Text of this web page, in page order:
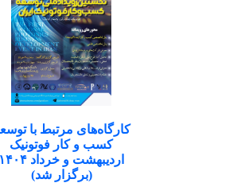
کارگاه‌های مرتبط با توسعه
کسب و کار فوتونیک
اردیبهشت و خرداد ۱۴۰۴
(برگزار شد)